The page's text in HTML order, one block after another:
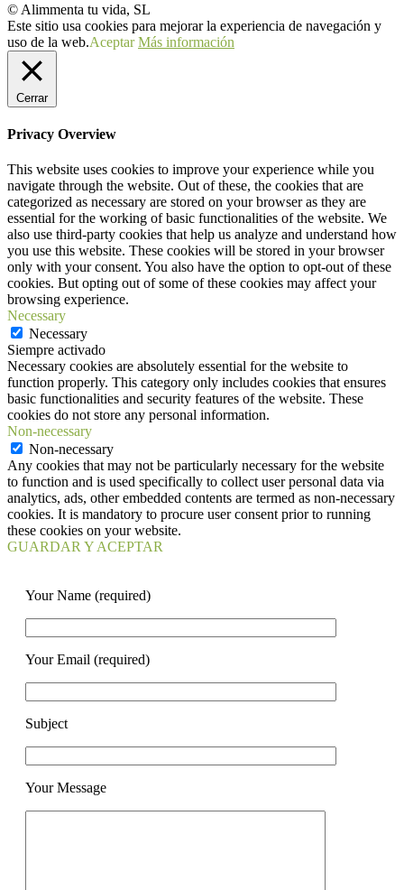
© Alimmenta tu vida, SL
Este sitio usa cookies para mejorar la experiencia de navegación y
uso de la web.Aceptar Más información
Cerrar
Privacy Overview
This website uses cookies to improve your experience while you
navigate through the website. Out of these, the cookies that are
categorized as necessary are stored on your browser as they are
essential for the working of basic functionalities of the website. We
also use third-party cookies that help us analyze and understand how
you use this website. These cookies will be stored in your browser
only with your consent. You also have the option to opt-out of these
cookies. But opting out of some of these cookies may affect your
browsing experience.
Necessary
Necessary
Siempre activado
Necessary cookies are absolutely essential for the website to
function properly. This category only includes cookies that ensures
basic functionalities and security features of the website. These
cookies do not store any personal information.
Non-necessary
Non-necessary
Any cookies that may not be particularly necessary for the website
to function and is used specifically to collect user personal data via
analytics, ads, other embedded contents are termed as non-necessary
cookies. It is mandatory to procure user consent prior to running
these cookies on your website.
GUARDAR Y ACEPTAR
Your Name (required)
Your Email (required)
Subject
Your Message